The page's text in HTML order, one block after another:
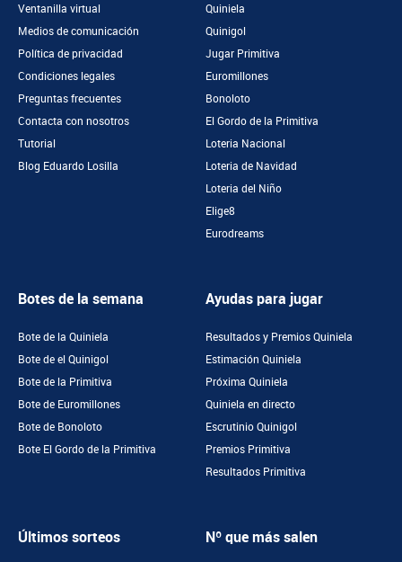
Ventanilla virtual
Medios de comunicación
Política de privacidad
Condiciones legales
Preguntas frecuentes
Contacta con nosotros
Tutorial
Blog Eduardo Losilla
Quiniela
Quinigol
Jugar Primitiva
Euromillones
Bonoloto
El Gordo de la Primitiva
Loteria Nacional
Loteria de Navidad
Loteria del Niño
Elige8
Eurodreams
Botes de la semana
Bote de la Quiniela
Bote de el Quinigol
Bote de la Primitiva
Bote de Euromillones
Bote de Bonoloto
Bote El Gordo de la Primitiva
Ayudas para jugar
Resultados y Premios Quiniela
Estimación Quiniela
Próxima Quiniela
Quiniela en directo
Escrutinio Quinigol
Premios Primitiva
Resultados Primitiva
Últimos sorteos Nº que más salen